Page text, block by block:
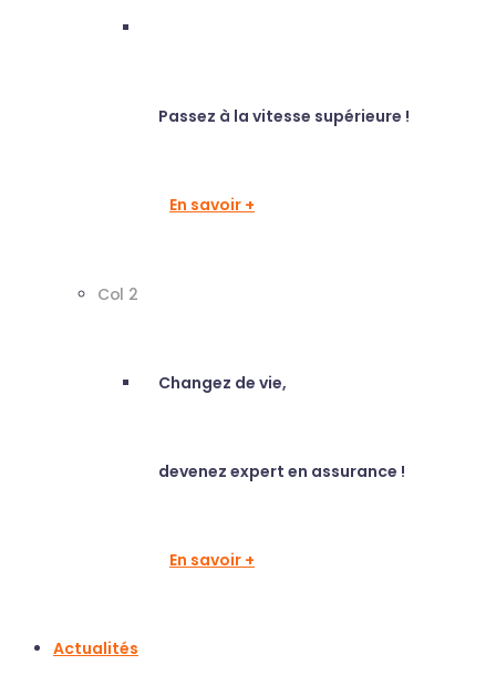
Passez à la vitesse supérieure !
En savoir +
Col 2
Changez de vie,
devenez expert en assurance !
En savoir +
Actualités